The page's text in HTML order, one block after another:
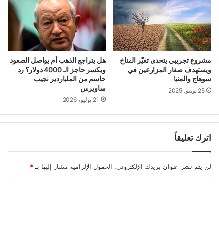
مشروع تجريبي يتحدى تغيّر المناخ
ويستهدف صغار المزارعين في
سوهاج والمنيا
25 يونيو، 2025
هل يتراجع الذهب أم يواصل الصعود
ويكسر حاجز الـ 4000 دولار؟ رد
حاسم من الملياردير نجيب
ساويرس
21 يوليو، 2026
اترك تعليقاً
لن يتم نشر عنوان بريدك الإلكتروني. الحقول الإلزامية مشار إليها بـ *